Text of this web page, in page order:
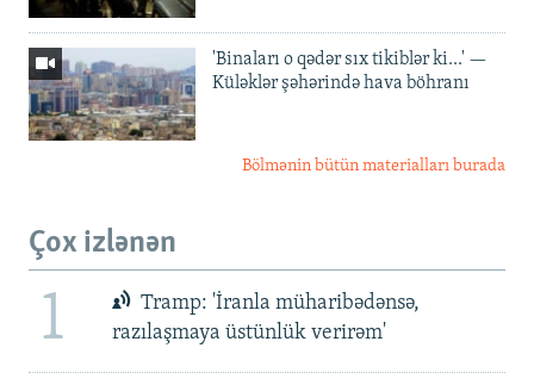
'Binaları o qədər sıx tikiblər ki...' —
Küləklər şəhərində hava böhranı
Bölmənin bütün materialları burada
Çox izlənən
1
Tramp: 'İranla müharibədənsə,
razılaşmaya üstünlük verirəm'